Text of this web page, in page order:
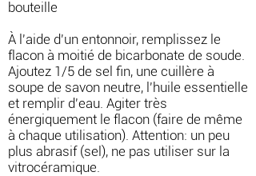
bouteille
À l'aide d'un entonnoir, remplissez le
flacon à moitié de bicarbonate de soude.
Ajoutez 1/5 de sel fin, une cuillère à
soupe de savon neutre, l'huile essentielle
et remplir d'eau. Agiter très
énergiquement le flacon (faire de même
à chaque utilisation). Attention: un peu
plus abrasif (sel), ne pas utiliser sur la
vitrocéramique.